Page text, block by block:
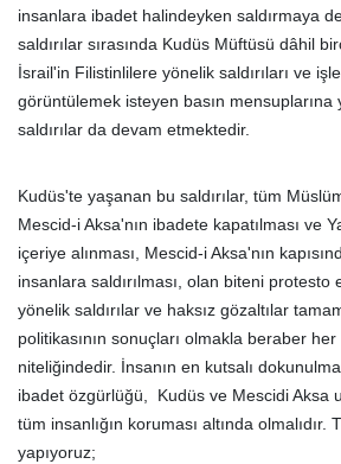
insanlara ibadet halindeyken saldırmaya
saldırılar sırasında Kudüs Müftüsü dâhil
İsrail'in Filistinlilere yönelik saldırıları ve
görüntülemek isteyen basın
saldırılar da devam etmektedir.
Kudüs'te yaşanan bu saldırılar, tüm
Mescid-i Aksa'nın ibadete kapatılması ve
içeriye alınması, Mescid-i Aksa'nın
insanlara saldırılması, olan biteni protesto
yönelik saldırılar ve haksız gözaltılar
politikasının sonuçları olmakla beraber
niteliğindedir. İnsanın en kutsalı
ibadet özgürlüğü, Kudüs ve Mescidi Aksa
tüm insanlığın koruması altında olmalıdır.
yapıyoruz;